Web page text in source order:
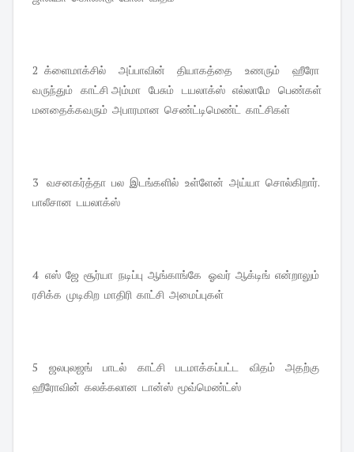
2 க்ளைமாக்சில் அப்பாவின் தியாகத்தை உணரும் ஹீரோ
வருந்தும் காட்சி அம்மா பேசும் டயலாக்ஸ் எல்லாமே பெண்கள்
மனதைக்கவரும் அபாரமான செண்ட்டிமெண்ட் காட்சிகள்
3 வசனகர்த்தா பல இடங்களில் உள்ளேன் அய்யா சொல்கிறார்.
பாலீசான டயலாக்ஸ்
4 எஸ் ஜே சூர்யா நடிப்பு ஆங்காங்கே ஓவர் ஆக்டிங் என்றாலும்
ரசிக்க முடிகிற மாதிரி காட்சி அமைப்புகள்
5 ஜலபுலஜங் பாடல் காட்சி படமாக்கப்பட்ட விதம் அதற்கு
ஹீரோவின் கலக்கலான டான்ஸ் மூவ்மெண்ட்ஸ்